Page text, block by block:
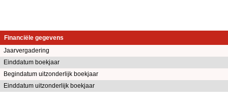
Financiële gegevens
Jaarvergadering
Einddatum boekjaar
Begindatum uitzonderlijk boekjaar
Einddatum uitzonderlijk boekjaar